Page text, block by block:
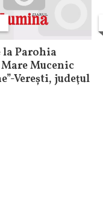
Parohia
Mucenic
Verești, judeţul